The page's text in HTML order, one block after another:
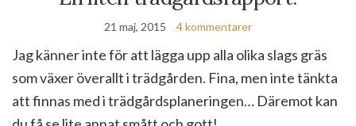
21 maj, 2015 4 kommentarer
Jag känner inte för att lägga upp alla olika slags gräs
som växer överallt i trädgården. Fina, men inte tänkta
att finnas med i trädgårdsplaneringen… Däremot kan